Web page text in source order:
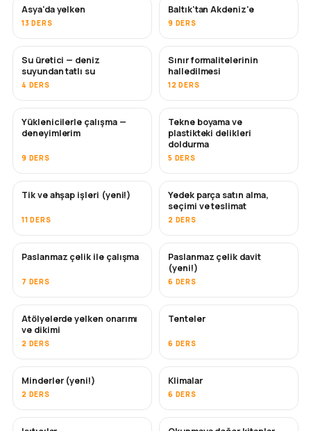
YAKINDA
Asya'da yelken
13 DERS
YAKINDA
Baltık'tan Akdeniz'e
9 DERS
YAKINDA
Su üretici — deniz
suyundan tatlı su
4 DERS
Sınır formalitelerinin
halledilmesi
12 DERS
YAKINDA
Yüklenicilerle çalışma —
deneyimlerim
9 DERS
YAKINDA
Tekne boyama ve
plastikteki delikleri
doldurma
5 DERS
Tik ve ahşap işleri (yeni!)
11 DERS
YAKINDA
Yedek parça satın alma,
seçimi ve teslimat
2 DERS
YAKINDA
Paslanmaz çelik ile çalışma
7 DERS
Paslanmaz çelik davit
(yeni!)
6 DERS
YAKINDA
Atölyelerde yelken onarımı
ve dikimi
2 DERS
Tenteler
6 DERS
Minderler (yeni!)
2 DERS
YAKINDA
Klimalar
6 DERS